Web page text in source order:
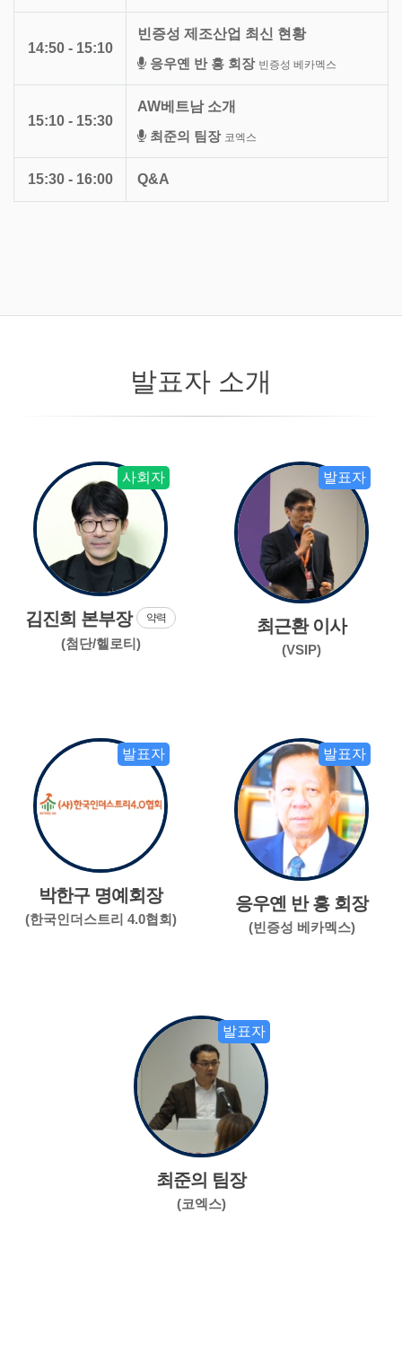
14:50 - 15:10
빈증성 제조산업 최신 현황
응우옌 반 흥 회장 빈증성 베카멕스
15:10 - 15:30
AW베트남 소개
최준의 팀장 코엑스
15:30 - 16:00 Q&A
발표자 소개
사회자
김진희 본부장 약력
(첨단/헬로티)
발표자
최근환 이사
(VSIP)
발표자
박한구 명예회장
(한국인더스트리 4.0협회)
발표자
응우옌 반 흥 회장
(빈증성 베카멕스)
발표자
최준의 팀장
(코엑스)